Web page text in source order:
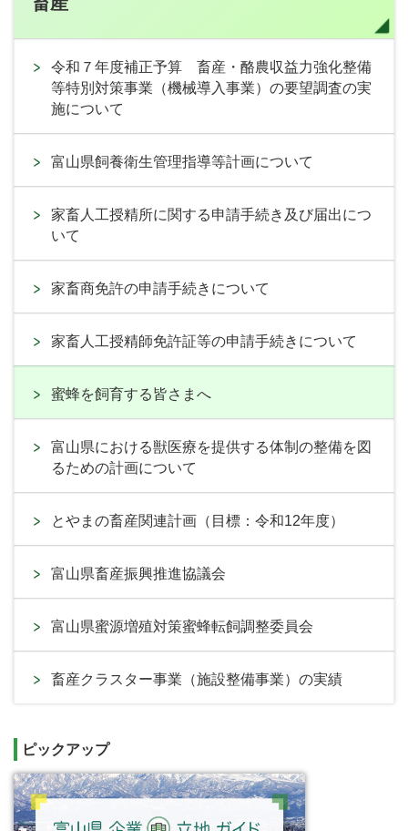
令和７年度補正予算 畜産・酪農収益力強化整備
等特別対策事業（機械導入事業）の要望調査の実
施について
富山県飼養衛生管理指導等計画について
家畜人工授精所に関する申請手続き及び届出につ
いて
家畜商免許の申請手続きについて
家畜人工授精師免許証等の申請手続きについて
蜜蜂を飼育する皆さまへ
富山県における獣医療を提供する体制の整備を図
るための計画について
とやまの畜産関連計画（目標：令和12年度）
富山県畜産振興推進協議会
富山県蜜源増殖対策蜜蜂転飼調整委員会
畜産クラスター事業（施設整備事業）の実績
ピックアップ